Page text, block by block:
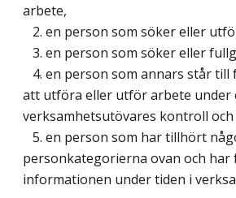
arbete,
2. en person som söker eller
3. en person som söker eller
4. en person som annars står
att utföra eller utför arbete under
verksamhetsutövares kontroll
5. en person som har tillhört
personkategorierna ovan och har
informationen under tiden i